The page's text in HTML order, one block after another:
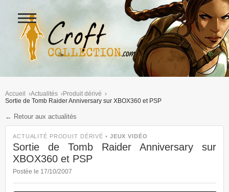
Figurines Lara Croft et
Ouvrir
le
menu
Accueil Actualités
Produit dérivé
Sortie de Tomb Raider Anniversary sur XBOX360 et PSP
← Retour aux actualités
ACTUALITÉ PRODUIT DÉRIVÉ • JEUX VIDÉO
Sortie de Tomb Raider Anniversary sur
XBOX360 et PSP
Postée le 17/10/2007